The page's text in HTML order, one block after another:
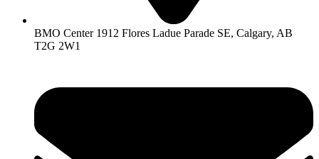
BMO Center 1912 Flores Ladue Parade SE, Calgary, AB
T2G 2W1